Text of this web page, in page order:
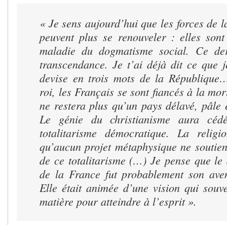
« Je sens aujourd’hui que les forces de
peuvent plus se renouveler : elles
maladie du dogmatisme social. Ce
transcendance. Je t’ai déjà dit ce que
devise en trois mots de la
roi, les Français se sont fiancés à la
ne restera plus qu’un pays délavé, pâle
Le génie du christianisme aura
totalitarisme démocratique. La
qu’aucun projet métaphysique ne
de ce totalitarisme (…) Je pense que le
de la France fut probablement son
Elle était animée d’une vision qui
matière pour atteindre à l’esprit ».